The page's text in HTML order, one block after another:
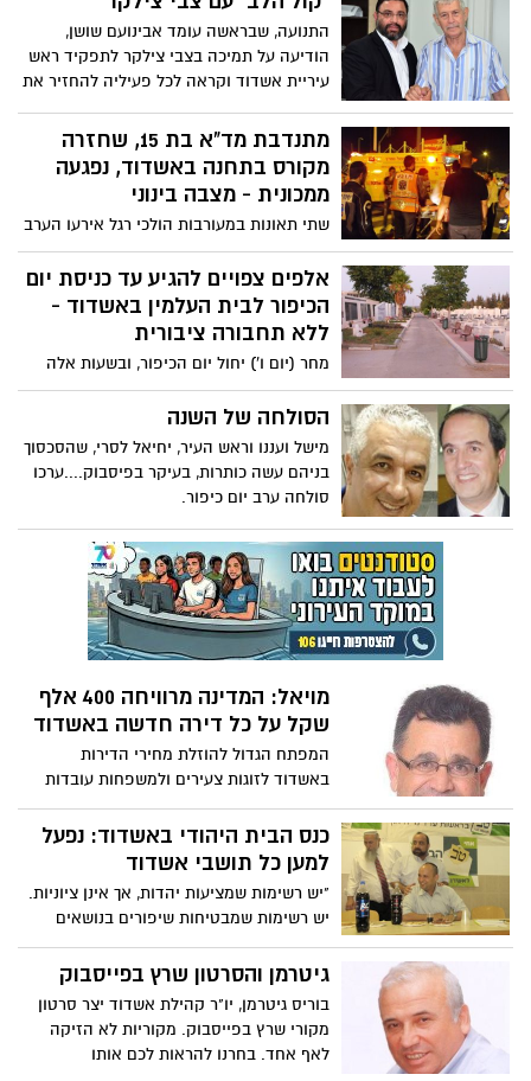
התנועה, שבראשה עומד אבינועם שושן,
הודיעה על תמיכה בצבי צילקר לתפקיד ראש
עיריית אשדוד וקראה לכל פעיליה להחזיר את
בעיר. "עד עכשיו הלב היה עם צבי, מעתה גם
מתנדבת מד"א בת 15, שחזרה
מקורס בתחנה באשדוד, נפגעה
ממכונית - מצבה בינוני
שתי תאונות במעורבות הולכי רגל אירעו הערב
באשדוד, בשתי התאונות נפצעו הולכי רגל
באורח בינוני. הפצועים קיבלו טיפול ראשוני
במקום ופונו לבתי החולים בניידות טיפול
נמרץ של מד"א
אלפים צפויים להגיע עד כניסת יום
הכיפור לבית העלמין באשדוד -
ללא תחבורה ציבורית
מחר (יום ו') יחול יום הכיפור, ובשעות אלה
מבקרים רבים מגיעים לבית העלמין באשדוד,
להתייחד עם יקיריהם. מכתב ששלחה תושבת
אשדוד למערכת אשדוד נט, מעלה שוב בעיה
קשה: חוסר בתחבורה ציבורית לבית העלמין
ודרכי גישה בכלל לא ידידותיים
הסולחה של השנה
מישל ועננו וראש העיר, יחיאל לסרי, שהסכסוך
בניהם עשה כותרות, בעיקר בפיסבוק....ערכו
סולחה ערב יום כיפור.
מויאל: המדינה מרוויחה 400 אלף
שקל על כל דירה חדשה באשדוד
המפתח הגדול להוזלת מחירי הדירות
באשדוד לזוגות צעירים ולמשפחות עובדות
עם ילדים נמצא בידי הממשלה והפחתה
משמעותית במחירי הדירות לזוגות צעירים
ולמשפחות עובדות עם ילדים הינה אפשרית
וניתנת למימוש ולביצוע מהיר – כך טוען יצחק
מויאל, יו"ר הסתדרות ענף הבניין והעץ
בישראל, המתמודד בראש רשימת "אשדוד
תצליח" בבחירות למועצת העיר.
כנס הבית היהודי באשדוד: נפעל
למען כל תושבי אשדוד
"יש רשימות שמציעות יהדות, אך אינן ציוניות.
יש רשימות שמבטיחות שיפורים בנושאים
כאלו ואחרים, אך ערכי המסורת אינם בראש
מעייניהם. יש רשימות של מגזרים, יש רשימות
(יום ג' 10.9) עו"ד נריה און, יו"ר הבית היהודי
באשדוד בכנס בחירות גדול שהתקיים באולם
של ישיבת דקלים בעיר, בהשתתפות שר
גיטרמן והסרטון שרץ בפייסבוק
בוריס גיטרמן, יו"ר קהילת אשדוד יצר סרטון
מקורי שרץ בפייסבוק. מקוריות לא הזיקה
לאף אחד. בחרנו להראות לכם אותו